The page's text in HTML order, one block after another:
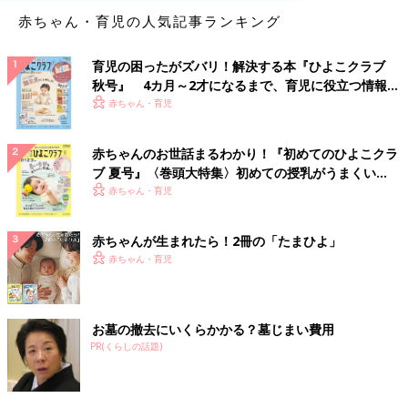
赤ちゃん・育児の人気記事ランキング
育児の困ったがズバリ！解決する本『ひよこクラブ
秋号』 4カ月～2才になるまで、育児に役立つ情報が
いっぱい！
赤ちゃん・育児
赤ちゃんのお世話まるわかり！『初めてのひよこクラ
ブ 夏号』〈巻頭大特集〉初めての授乳がうまくい
く！ おっぱい・ミルクの基本と夏のトラブル 解決テ
赤ちゃん・育児
赤ちゃんが生まれたら！2冊の「たまひよ」
赤ちゃん・育児
お墓の撤去にいくらかかる？墓じまい費用
PR(くらしの話題)